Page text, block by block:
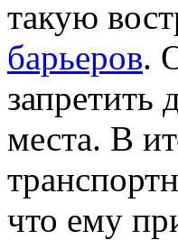
такую
барьеров.
запретить
места. В
что ему